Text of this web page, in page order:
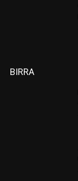
BIRRA